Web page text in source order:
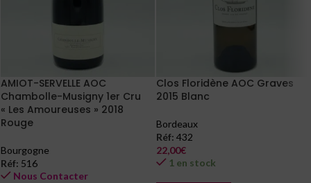
AMIOT-SERVELLE AOC
Chambolle-Musigny 1er Cru
« Les Amoureuses » 2018
Rouge
Bourgogne
Réf: 516
Nous Contacter
Clos Floridène AOC Graves
2015 Blanc
Bordeaux
Réf: 432
22,00€
1 en stock